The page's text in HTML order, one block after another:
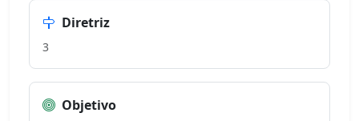
Diretriz
3
Objetivo